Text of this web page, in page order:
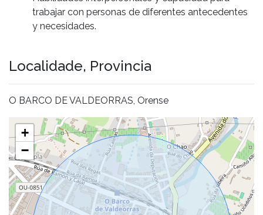
trabajar con personas de diferentes antecedentes
y necesidades.
Localidade, Provincia
O BARCO DE VALDEORRAS, Orense
+
−